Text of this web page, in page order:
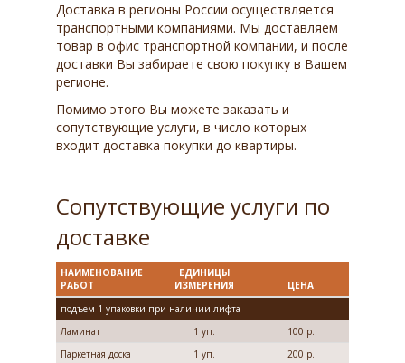
Доставка в регионы России осуществляется
транспортными компаниями. Мы доставляем
товар в офис транспортной компании, и после
доставки Вы забираете свою покупку в Вашем
регионе.
Помимо этого Вы можете заказать и
сопутствующие услуги, в число которых
входит доставка покупки до квартиры.
Сопутствующие услуги по
доставке
НАИМЕНОВАНИЕ
РАБОТ
ЕДИНИЦЫ
ИЗМЕРЕНИЯ
ЦЕНА
подъем 1 упаковки при наличии лифта
Ламинат
1 уп.
100 р.
Паркетная доска
1 уп. 200 р.